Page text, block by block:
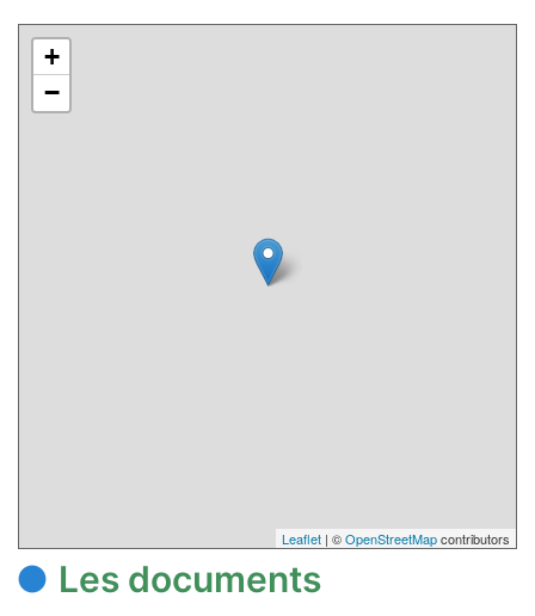
+
−
Leaflet | ©OpenStreetMapcontributors
Les documents